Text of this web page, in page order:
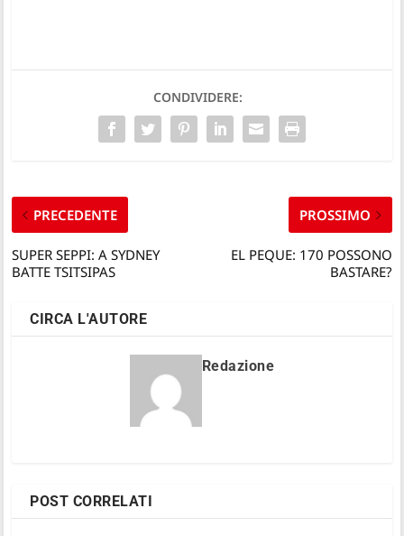
CONDIVIDERE:
PRECEDENTE
SUPER SEPPI: A SYDNEY
BATTE TSITSIPAS
PROSSIMO
EL PEQUE: 170 POSSONO
BASTARE?
CIRCA L'AUTORE
Redazione
POST CORRELATI